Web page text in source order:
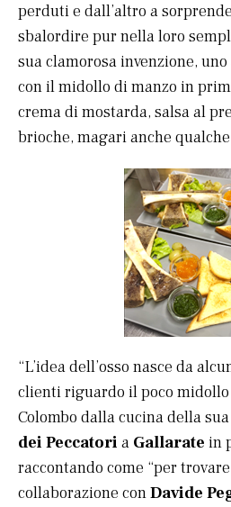
perduti e dall’altro a
sbalordire pur nella loro
sua clamorosa invenzione,
con il midollo di manzo in
crema di mostarda, salsa al
brioche, magari anche qualche
“L’idea dell’osso nasce da
clienti riguardo il poco midollo
Colombo dalla cucina della
dei Peccatori a Gallarate in
raccontando come “per
collaborazione conDavide